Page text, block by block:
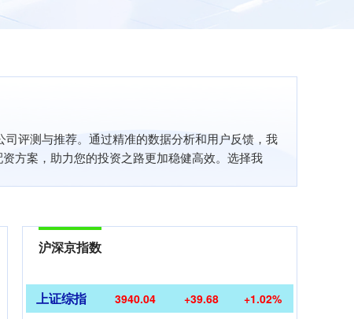
评测与推荐。通过精准的数据分析和用户反馈，我
方案，助力您的投资之路更加稳健高效。选择我
沪深京指数
上证综指 3940.04 +39.68 +1.02%